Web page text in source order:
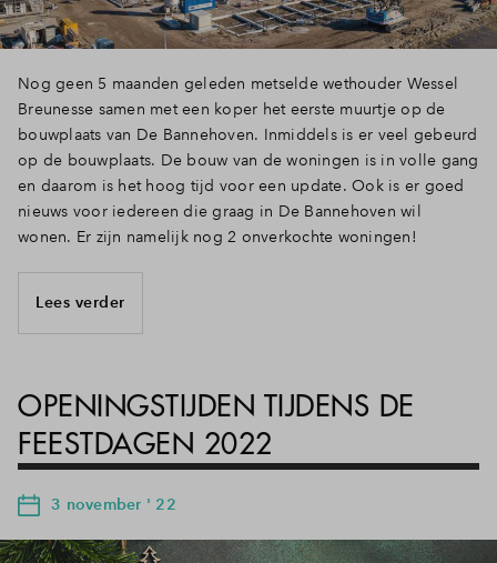
Nog geen 5 maanden geleden metselde wethouder Wessel
Breunesse samen met een koper het eerste muurtje op de
bouwplaats van De Bannehoven. Inmiddels is er veel gebeurd
op de bouwplaats. De bouw van de woningen is in volle gang
en daarom is het hoog tijd voor een update. Ook is er goed
nieuws voor iedereen die graag in De Bannehoven wil
wonen. Er zijn namelijk nog 2 onverkochte woningen!
Lees verder
OPENINGSTIJDEN TIJDENS DE
FEESTDAGEN 2022
3 november ' 22